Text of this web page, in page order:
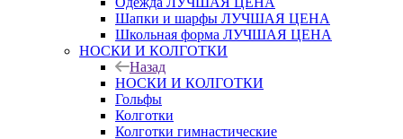
Шапки и шарфы ЛУЧШАЯ ЦЕНА
Школьная форма ЛУЧШАЯ ЦЕНА
НОСКИ И КОЛГОТКИ
Назад
НОСКИ И КОЛГОТКИ
Гольфы
Колготки
Колготки гимнастические